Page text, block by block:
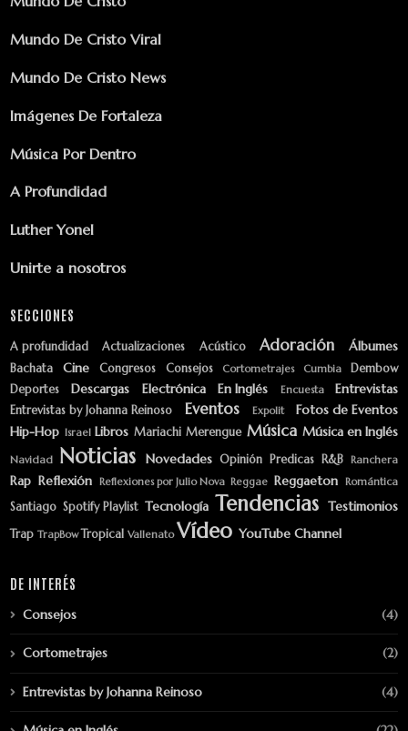
Mundo De Cristo Viral
Mundo De Cristo News
Imágenes De Fortaleza
Música Por Dentro
A Profundidad
Luther Yonel
Unirte a nosotros
SECCIONES
A profundidad Actualizaciones Acústico Adoración Álbumes
Bachata Cine Congresos Consejos Cortometrajes Cumbia
Dembow
Deportes
Descargas Electrónica En Inglés Encuesta Entrevistas
Entrevistas by Johanna Reinoso Eventos Expolit
Fotos de Eventos
Hip-Hop Israel Libros Mariachi Merengue Música Música en Inglés
Navidad Noticias Novedades Opinión Predicas R&B Ranchera
Rap Reflexión Reflexiones por Julio Nova Reggae Reggaeton Romántica
Santiago Spotify Playlist Tecnología Tendencias Testimonios
Trap TrapBow Tropical Vallenato Vídeo YouTube Channel
DE INTERÉS
Consejos (4)
Cortometrajes (2)
Entrevistas by Johanna Reinoso (4)